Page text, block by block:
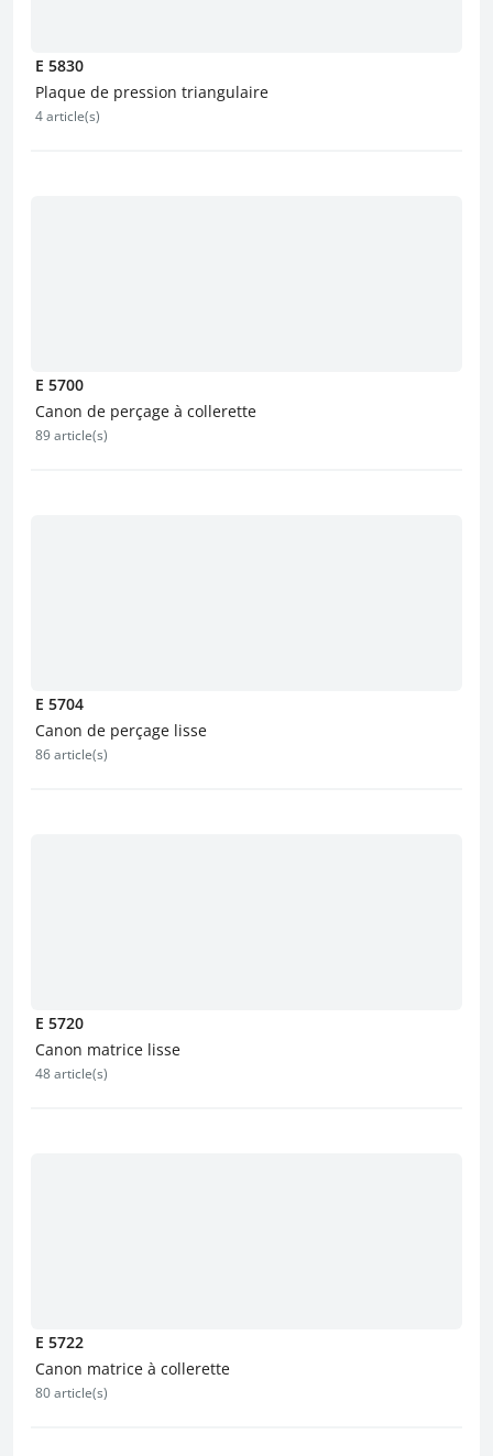
E 5830
Plaque de pression triangulaire
4 article(s)
E 5700
Canon de perçage à collerette
89 article(s)
E 5704
Canon de perçage lisse
86 article(s)
E 5720
Canon matrice lisse
48 article(s)
E 5722
Canon matrice à collerette
80 article(s)